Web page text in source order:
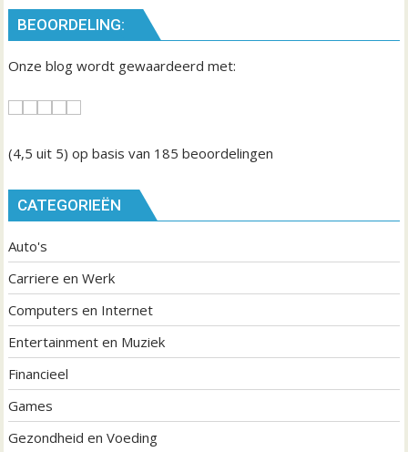
c
h
t
a
i
a
t
i
e
BEOORDELING:
Onze blog wordt gewaardeerd met:
(4,5 uit 5) op basis van 185 beoordelingen
CATEGORIEËN
Auto's
Carriere en Werk
Computers en Internet
Entertainment en Muziek
Financieel
Games
Gezondheid en Voeding